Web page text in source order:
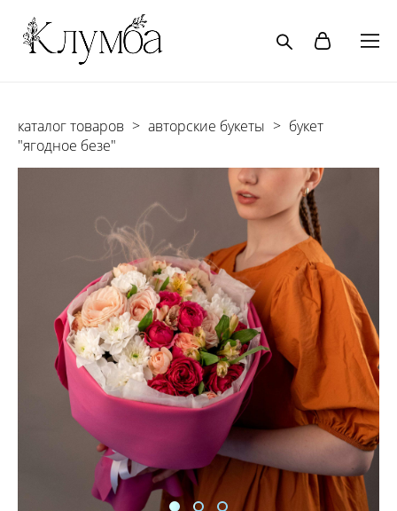
каталог товаров > авторские букеты > букет
"ягодное безе"